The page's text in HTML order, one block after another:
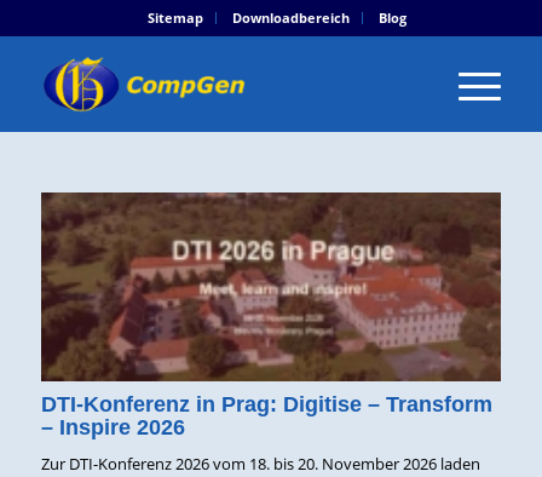
Sitemap Downloadbereich Blog
DTI-Konferenz in Prag: Digitise – Transform
– Inspire 2026
Zur DTI-Konferenz 2026 vom 18. bis 20. November 2026 laden